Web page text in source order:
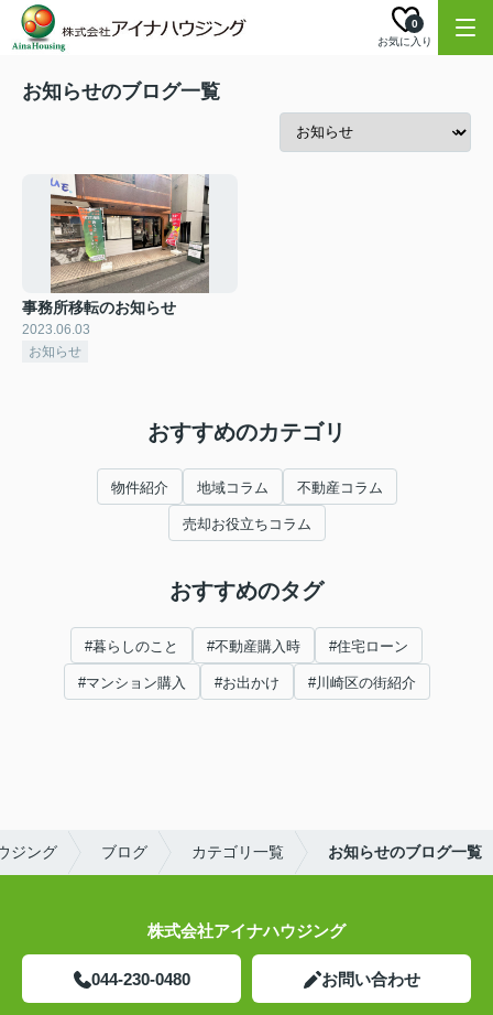
お気に入り
0
お知らせのブログ一覧
事務所移転のお知らせ
2023.06.03
お知らせ
おすすめのカテゴリ
物件紹介 地域コラム 不動産コラム
売却お役立ちコラム
おすすめのタグ
#暮らしのこと #不動産購入時 #住宅ローン
#マンション購入 #お出かけ #川崎区の街紹介
ジング ブログ カテゴリ一覧 お知らせのブログ一覧
株式会社アイナハウジング
044-230-0480 お問い合わせ